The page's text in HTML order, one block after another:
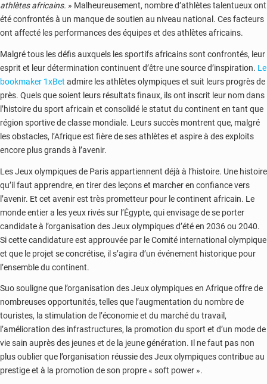
athlètes africains. » Malheureusement, nombre d’athlètes talentueux ont
été confrontés à un manque de soutien au niveau national. Ces facteurs
ont affecté les performances des équipes et des athlètes africains.
Malgré tous les défis auxquels les sportifs africains sont confrontés, leur
esprit et leur détermination continuent d’être une source d’inspiration. Le
bookmaker 1xBet admire les athlètes olympiques et suit leurs progrès de
près. Quels que soient leurs résultats finaux, ils ont inscrit leur nom dans
l’histoire du sport africain et consolidé le statut du continent en tant que
région sportive de classe mondiale. Leurs succès montrent que, malgré
les obstacles, l’Afrique est fière de ses athlètes et aspire à des exploits
encore plus grands à l’avenir.
Les Jeux olympiques de Paris appartiennent déjà à l’histoire. Une histoire
qu’il faut apprendre, en tirer des leçons et marcher en confiance vers
l’avenir. Et cet avenir est très prometteur pour le continent africain. Le
monde entier a les yeux rivés sur l’Égypte, qui envisage de se porter
candidate à l’organisation des Jeux olympiques d’été en 2036 ou 2040.
Si cette candidature est approuvée par le Comité international olympique
et que le projet se concrétise, il s’agira d’un événement historique pour
l’ensemble du continent.
Suo souligne que l’organisation des Jeux olympiques en Afrique offre de
nombreuses opportunités, telles que l’augmentation du nombre de
touristes, la stimulation de l’économie et du marché du travail,
l’amélioration des infrastructures, la promotion du sport et d’un mode de
vie sain auprès des jeunes et de la jeune génération. Il ne faut pas non
plus oublier que l’organisation réussie des Jeux olympiques contribue au
prestige et à la promotion de son propre « soft power ».